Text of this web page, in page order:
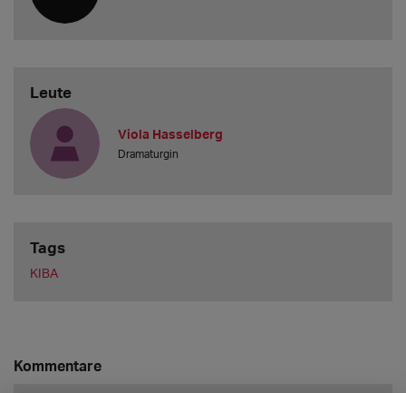
Leute
Viola Hasselberg
Dramaturgin
Tags
KIBA
Kommentare